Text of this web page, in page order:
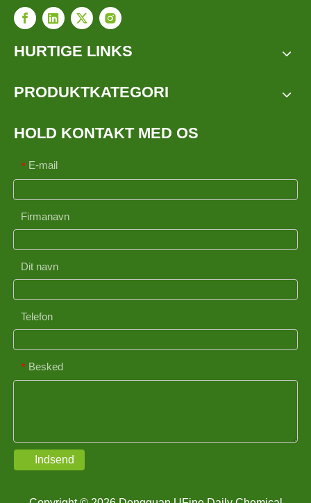
HURTIGE LINKS
PRODUKTKATEGORI
HOLD KONTAKT MED OS
* E-mail
Firmanavn
Dit navn
Telefon
* Besked
Indsend